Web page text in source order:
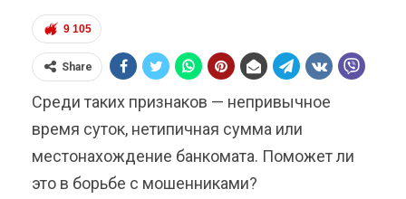
9 105
Share
Среди таких признаков — непривычное
время суток, нетипичная сумма или
местонахождение банкомата. Поможет ли
это в борьбе с мошенниками?